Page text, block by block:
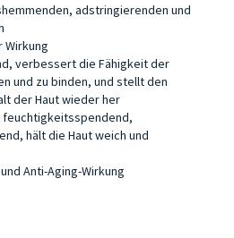
adstringierenden und
Wirkung
verbessert die Fähigkeit der
und zu binden, und stellt den
der Haut wieder her
feuchtigkeitsspendend,
hält die Haut weich und
Anti-Aging-Wirkung